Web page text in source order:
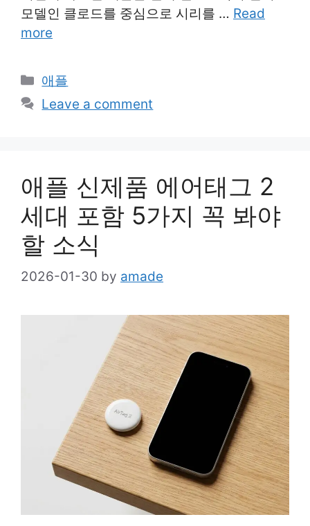
모델인 클로드를 중심으로 시리를 … Read
more
Categories
애플
Leave a comment
애플 신제품 에어태그 2
세대 포함 5가지 꼭 봐야
할 소식
2026-01-30 by amade